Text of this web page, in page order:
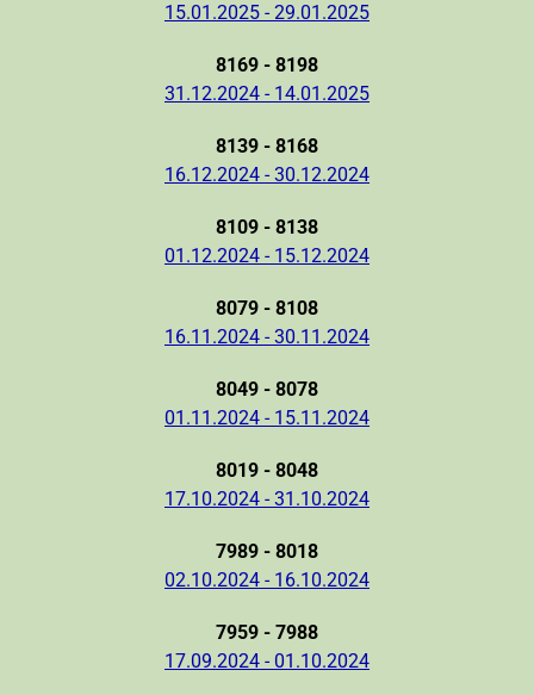
15.01.2025 - 29.01.2025
8169 - 8198
31.12.2024 - 14.01.2025
8139 - 8168
16.12.2024 - 30.12.2024
8109 - 8138
01.12.2024 - 15.12.2024
8079 - 8108
16.11.2024 - 30.11.2024
8049 - 8078
01.11.2024 - 15.11.2024
8019 - 8048
17.10.2024 - 31.10.2024
7989 - 8018
02.10.2024 - 16.10.2024
7959 - 7988
17.09.2024 - 01.10.2024